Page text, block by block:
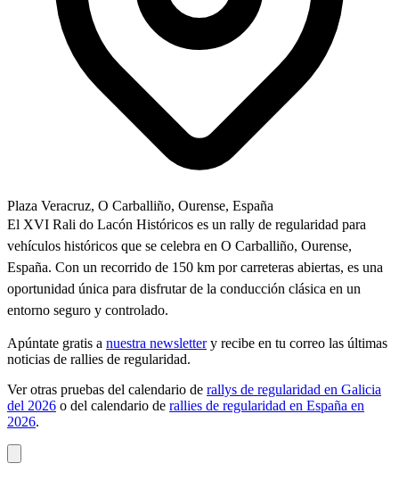
Plaza Veracruz, O Carballiño, Ourense, España
El XVI Rali do Lacón Históricos es un rally de regularidad para
vehículos históricos que se celebra en O Carballiño, Ourense,
España. Con un recorrido de 150 km por carreteras abiertas, es una
oportunidad única para disfrutar de la conducción clásica en un
entorno seguro y controlado.
Apúntate gratis a nuestra newslettery recibe en tu correo las últimas
noticias de rallies de regularidad.
Ver otras pruebas del calendario de rallys de regularidad en Galicia
del 2026 o del calendario de rallies de regularidad en España en
2026.